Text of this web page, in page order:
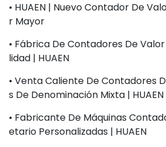
• HUAEN | Nuevo Contador De
R Mayor
• Fábrica De Contadores De
Lidad | HUAEN
• Venta Caliente De Contadores
S De Denominación Mixta | HUAEN
• Fabricante De Máquinas
Etario Personalizadas | HUAEN